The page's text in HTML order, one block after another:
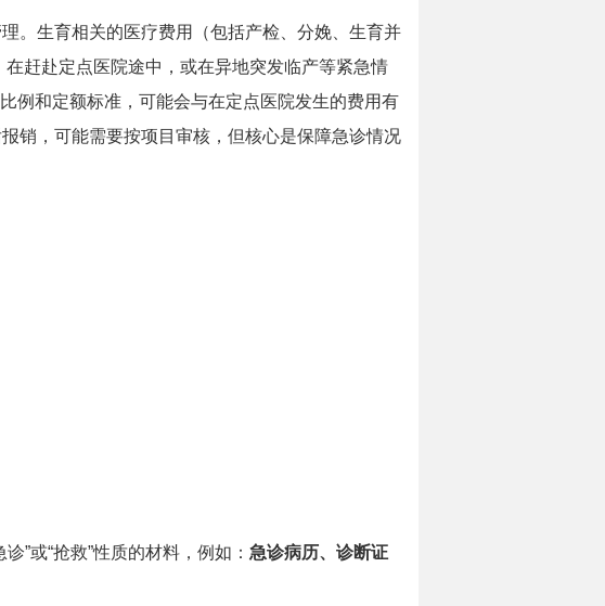
。生育相关的医疗费用（包括产检、分娩、生育并
在赶赴定点医院途中，或在异地突发临产等紧急情
比例和定额标准，可能会与在定点医院发生的费用有
销，可能需要按项目审核，但核心是保障急诊情况
诊”或“抢救”性质的材料，例如： 急诊病历、诊断证